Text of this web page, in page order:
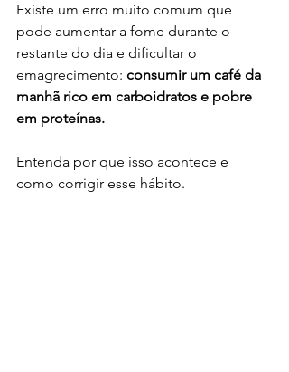
Existe um erro muito comum que
pode aumentar a fome durante o
restante do dia e dificultar o
emagrecimento: consumir um café da
manhã rico em carboidratos e pobre
em proteínas.
Entenda por que isso acontece e
como corrigir esse hábito.